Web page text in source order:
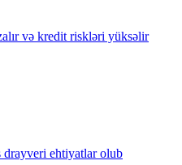
və kredit riskləri yüksəlir
drayveri ehtiyatlar olub